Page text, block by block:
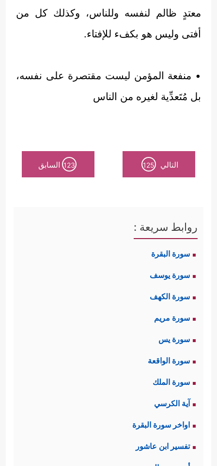
معتدٍ ظالم لنفسه وللناس، وكذلك كل من
أفتى وليس هو بكفء للإفتاء.
• منفعة المؤمن ليست مقتصرة على نفسه،
بل مُتَعدِّية لغيره من الناس
التالي 125
123 السابق
روابط سريعة :
سورة البقرة
سورة يوسف
سورة الكهف
سورة مريم
سورة يس
سورة الواقعة
سورة الملك
آية الكرسي
اواخر سورة البقرة
تفسير ابن عاشور